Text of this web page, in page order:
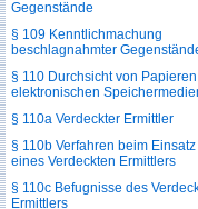
Gegenstände
§ 109 Kenntlichmachung
beschlagnahmter
§ 110 Durchsicht von Papieren
elektronischen
§ 110a Verdeckter Ermittler
§ 110b Verfahren beim Einsatz
eines Verdeckten Ermittlers
§ 110c Befugnisse des
Ermittlers